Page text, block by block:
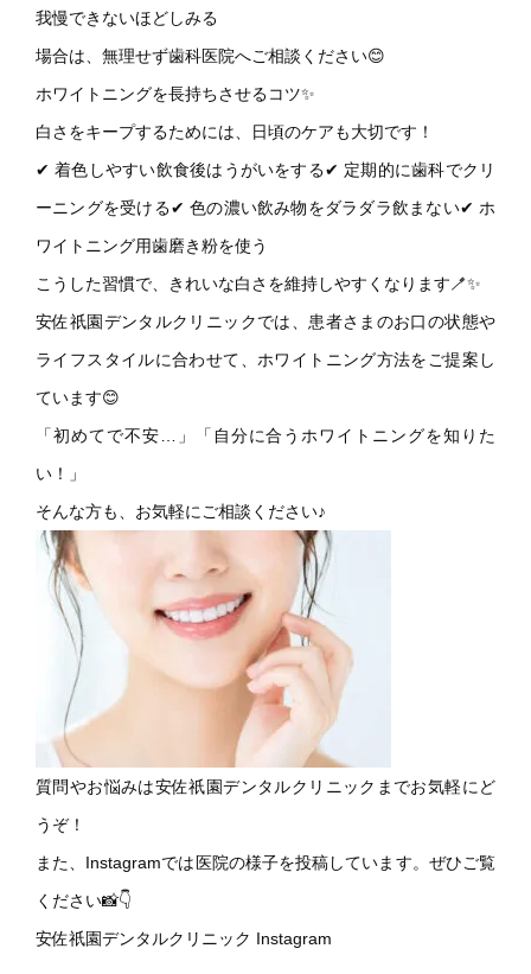
我慢できないほどしみる
場合は、無理せず歯科医院へご相談ください😊
ホワイトニングを長持ちさせるコツ✨
白さをキープするためには、日頃のケアも大切です！
✔ 着色しやすい飲食後はうがいをする✔ 定期的に歯科でクリ
ーニングを受ける✔ 色の濃い飲み物をダラダラ飲まない✔ ホ
ワイトニング用歯磨き粉を使う
こうした習慣で、きれいな白さを維持しやすくなります🪥✨
安佐祇園デンタルクリニックでは、患者さまのお口の状態や
ライフスタイルに合わせて、ホワイトニング方法をご提案し
ています😊
「初めてで不安…」「自分に合うホワイトニングを知りた
い！」
そんな方も、お気軽にご相談ください♪
質問やお悩みは安佐祇園デンタルクリニックまでお気軽にど
うぞ！
また、Instagramでは医院の様子を投稿しています。ぜひご覧
ください📸👇
安佐祇園デンタルクリニック Instagram